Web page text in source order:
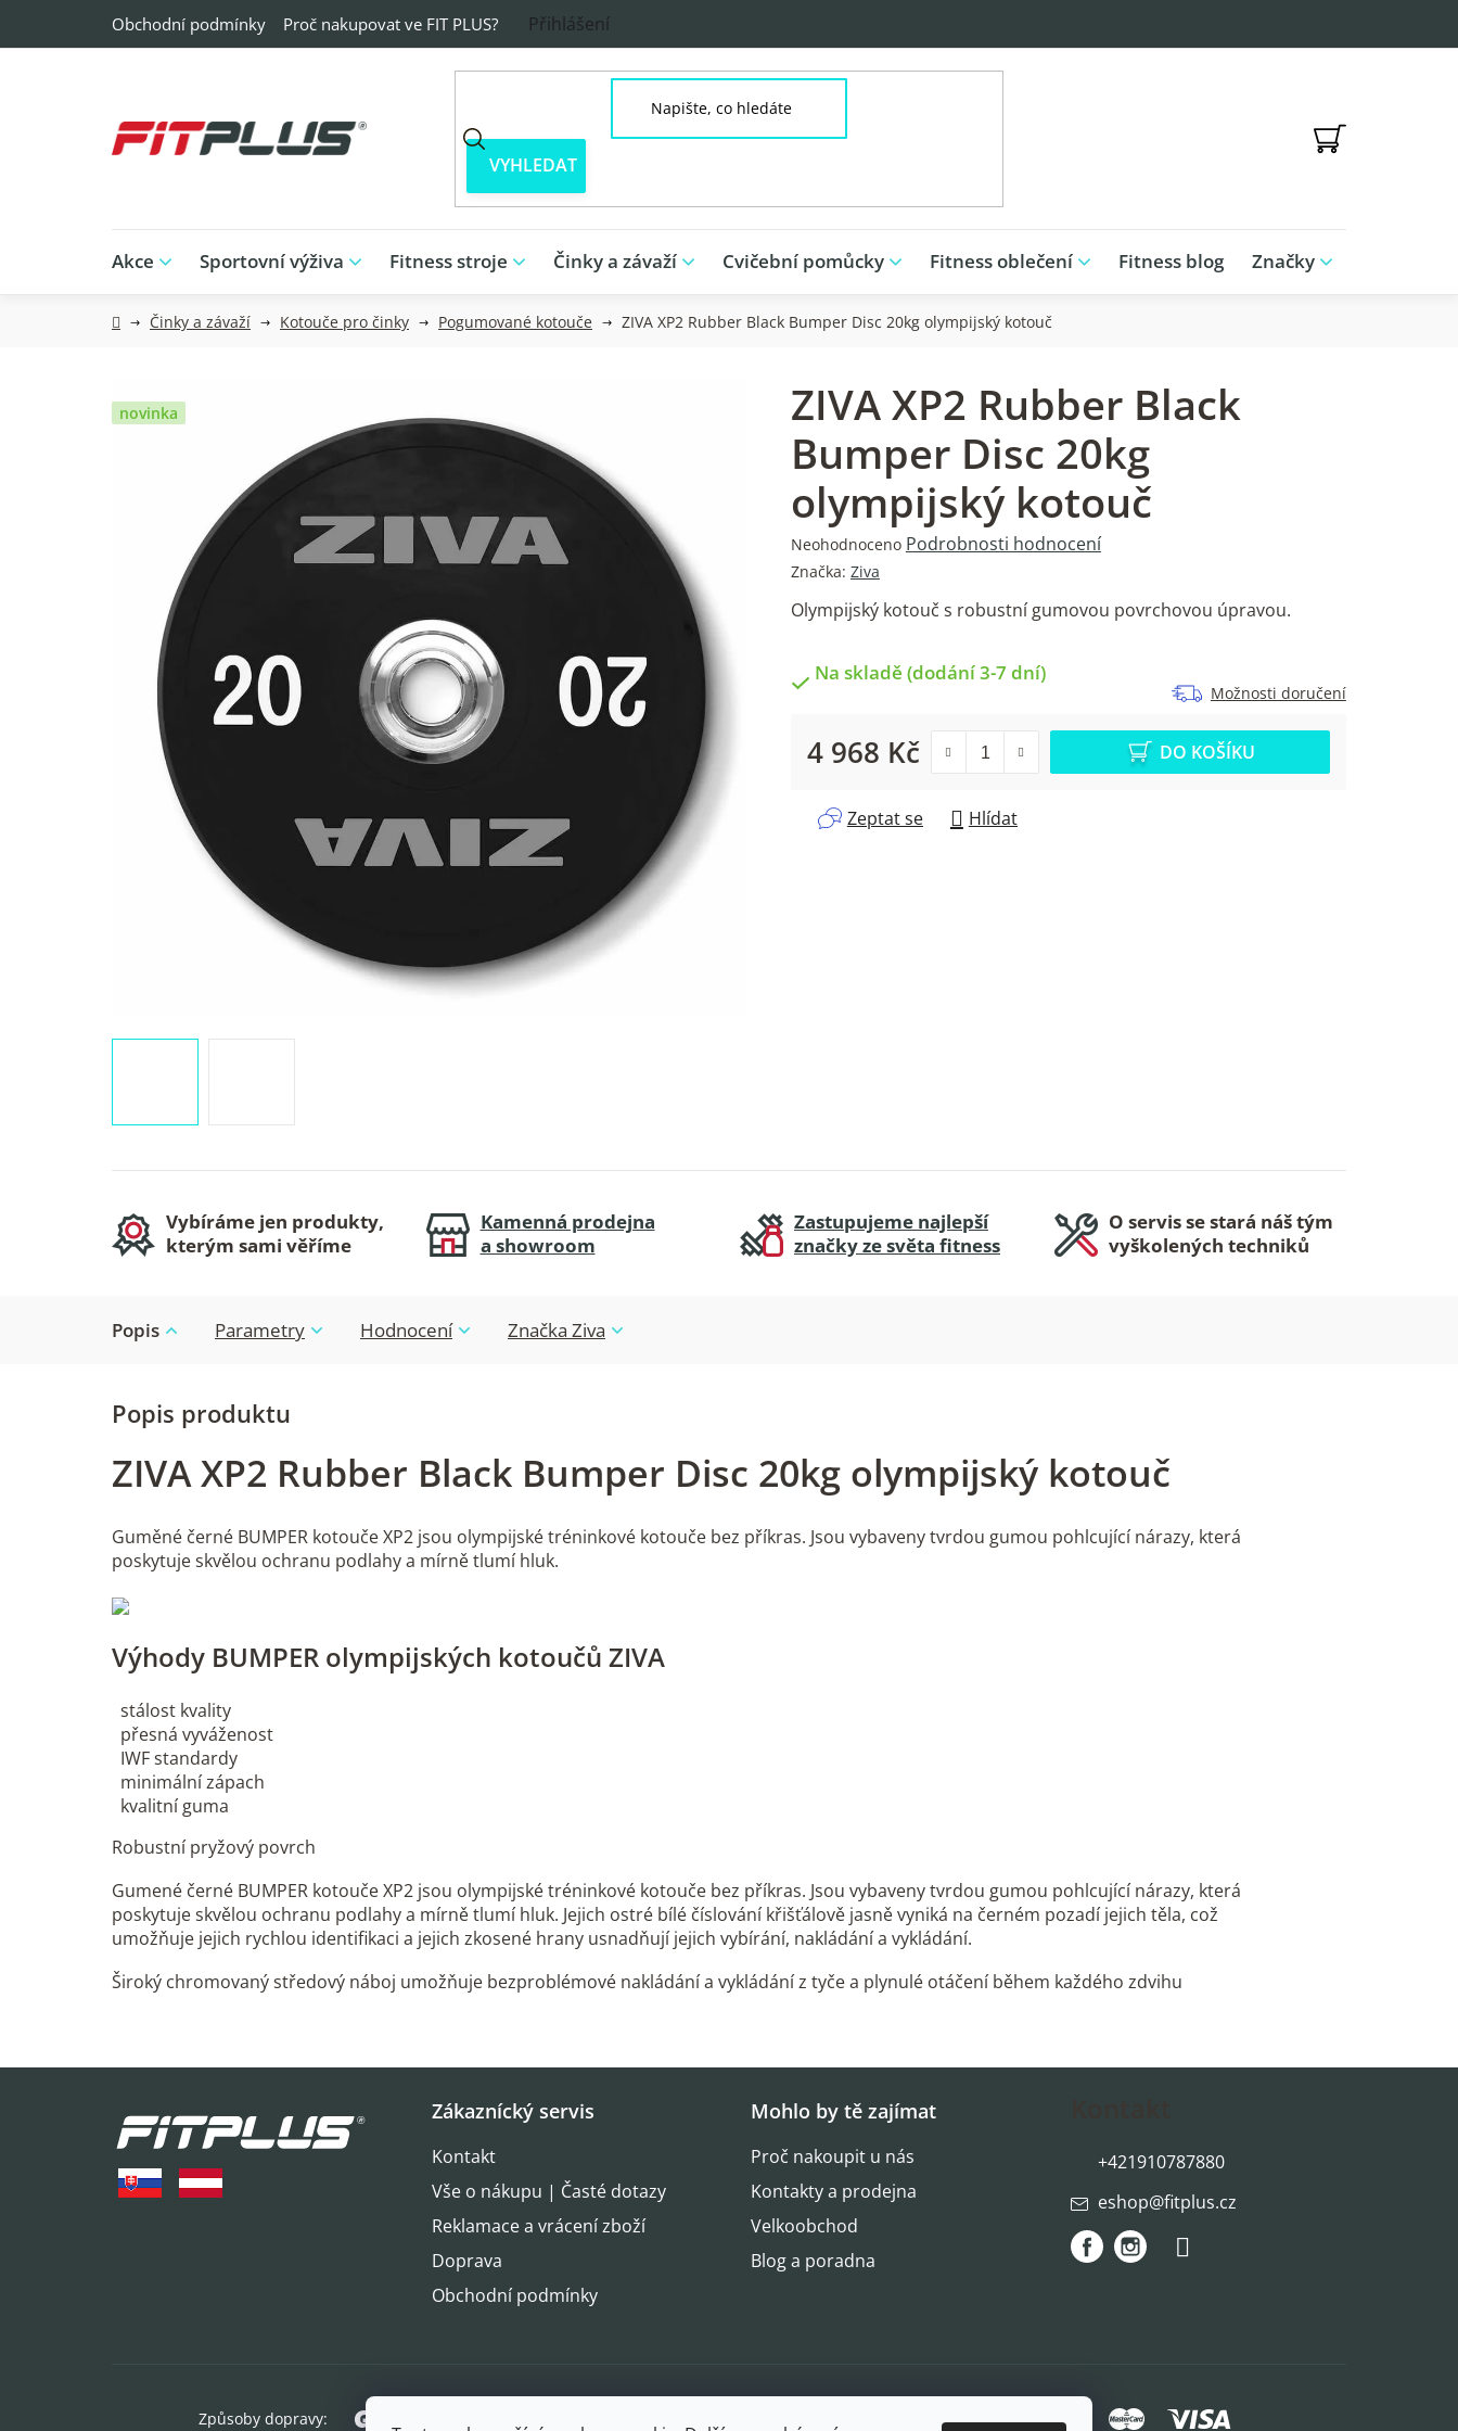
Obchodní podmínky Proč nakupovat ve FIT PLUS? Přihlášení
NÁKUPNÍ
Akce Sportovní výživa Fitness stroje Činky a závaží Cvičební pomůcky Fitness oblečení Fitness blog Značky
DomůČinky a závaží Kotouče pro činky Pogumované kotouče ZIVA XP2 Rubber Black Bumper Disc 20kg olympijský kotouč
ZIVA XP2 Rubber Black
Bumper Disc 20kg
olympijský kotouč
Průměrné
hodnocení
je
5
Neohodnoceno Podrobnosti hodnocení
Značka: Ziva
Olympijský kotouč s robustní gumovou povrchovou úpravou.
Na skladě (dodání 3-7 dní)
Možnosti doručení
4 968 Kč DO KOŠÍKU
Zeptat se Hlídat
novinka
Vybíráme jen produkty,
kterým sami věříme
Kamenná prodejna
a showroom
Zastupujeme najlepší
značky ze světa fitness
O servis se stará náš tým
vyškolených techniků
Popis Parametry Hodnocení Značka Ziva
ZIVA XP2 Rubber Black Bumper Disc 20kg olympijský kotouč
Guměné černé BUMPER kotouče XP2 jsou olympijské tréninkové kotouče bez příkras. Jsou vybaveny tvrdou gumou pohlcující nárazy, která
poskytuje skvělou ochranu podlahy a mírně tlumí hluk.
Výhody BUMPER olympijských kotoučů ZIVA
stálost kvality
přesná vyváženost
IWF standardy
minimální zápach
kvalitní guma
Robustní pryžový povrch
Gumené černé BUMPER kotouče XP2 jsou olympijské tréninkové kotouče bez příkras. Jsou vybaveny tvrdou gumou pohlcující nárazy, která
poskytuje skvělou ochranu podlahy a mírně tlumí hluk. Jejich ostré bílé číslování křišťálově jasně vyniká na černém pozadí jejich těla, což
umožňuje jejich rychlou identifikaci a jejich zkosené hrany usnadňují jejich vybírání, nakládání a vykládání.
Široký chromovaný středový náboj umožňuje bezproblémové nakládání a vykládání z tyče a plynulé otáčení během každého zdvihu
Zákaznícký servis
Kontakt
Vše o nákupu | Časté dotazy
Reklamace a vrácení zboží
Doprava
Obchodní podmínky
Mohlo by tě zajímat
Proč nakoupit u nás
Kontakty a prodejna
Velkoobchod
Blog a poradna
eshop@fitplus.cz
+421910787880
Způsoby dopravy: Oblíbené způsoby platby: